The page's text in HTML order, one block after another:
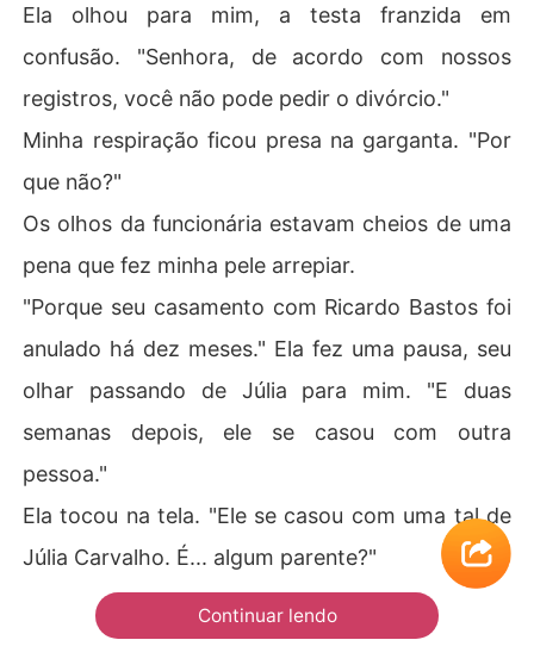
Ela olhou para mim, a testa franzida em
confusão. "Senhora, de acordo com nossos
registros, você não pode pedir o divórcio."
Minha respiração ficou presa na garganta. "Por
que não?"
Os olhos da funcionária estavam cheios de uma
pena que fez minha pele arrepiar.
"Porque seu casamento com Ricardo Bastos foi
anulado há dez meses." Ela fez uma pausa, seu
olhar passando de Júlia para mim. "E duas
semanas depois, ele se casou com outra
pessoa."
Ela tocou na tela. "Ele se casou com uma tal de
Júlia Carvalho. É... algum parente?"
Continuar lendo